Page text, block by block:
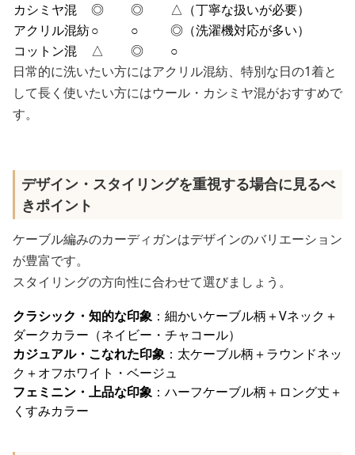
カシミヤ混
◎ ◎
△（丁寧な扱いが必要）
アクリル混紡○ ○
◎（洗濯機対応が多い）
コットン混
△ ◎
○
日常的に洗いたい方にはアクリル混紡、特別な日の1着と
して長く使いたい方にはウール・カシミヤ混がおすすめで
す。
デザイン・スタイリングを重視する場合に見るべ
きポイント
ケーブル編みのカーディガンはデザインのバリエーション
が豊富です。
スタイリングの方向性に合わせて選びましょう。
クラシック・知的な印象 ：細かいケーブル柄＋Vネック＋
ダークカラー（ネイビー・チャコール）
カジュアル・こなれた印象 ：太ケーブル柄＋ラウンドネッ
ク＋オフホワイト・ベージュ
フェミニン・上品な印象 ：ハーフケーブル柄＋ロング丈＋
くすみカラー